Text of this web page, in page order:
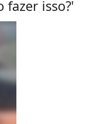
fazer isso?'